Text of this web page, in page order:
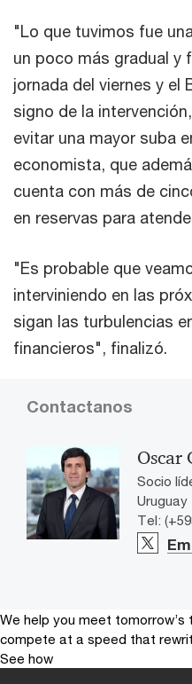
"Lo que tuvimos fue
un poco más gradual y
jornada del viernes y el
signo de la
evitar una mayor suba
economista, que
cuenta con más de
en reservas para
"Es probable que
interviniendo en las
sigan las turbulencias
financieros", finalizó.
Contactanos
Oscar
Socio
Uruguay
Tel:
We help you meet tomorrow’s
compete at a speed that
See how